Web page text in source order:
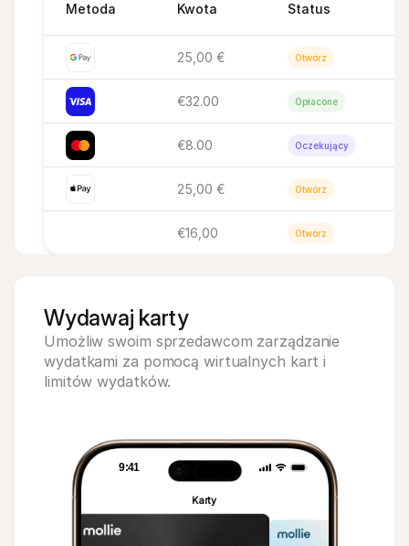
Metoda Kwota Status
25,00 € Otwórz
€32.00 Opłacone
€8.00 Oczekujący
25,00 € Otwórz
€16,00 Otwórz
Wydawaj karty
Umożliw swoim sprzedawcom zarządzanie
wydatkami za pomocą wirtualnych kart i
limitów wydatków.
9:41
Karty